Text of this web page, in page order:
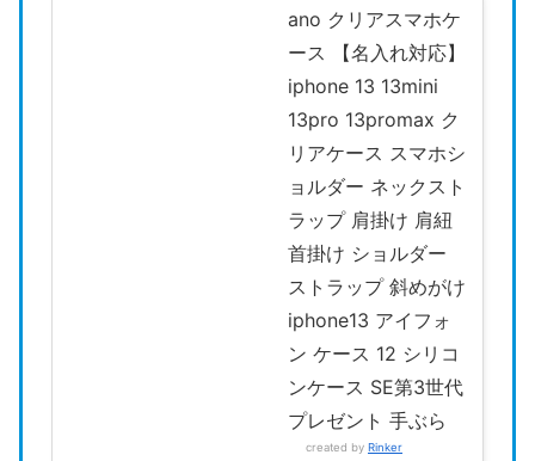
ano クリアスマホケ
ース 【名入れ対応】
iphone 13 13mini
13pro 13promax ク
リアケース スマホシ
ョルダー ネックスト
ラップ 肩掛け 肩紐
首掛け ショルダー
ストラップ 斜めがけ
iphone13 アイフォ
ン ケース 12 シリコ
ンケース SE第3世代
プレゼント 手ぶら
created by Rinker